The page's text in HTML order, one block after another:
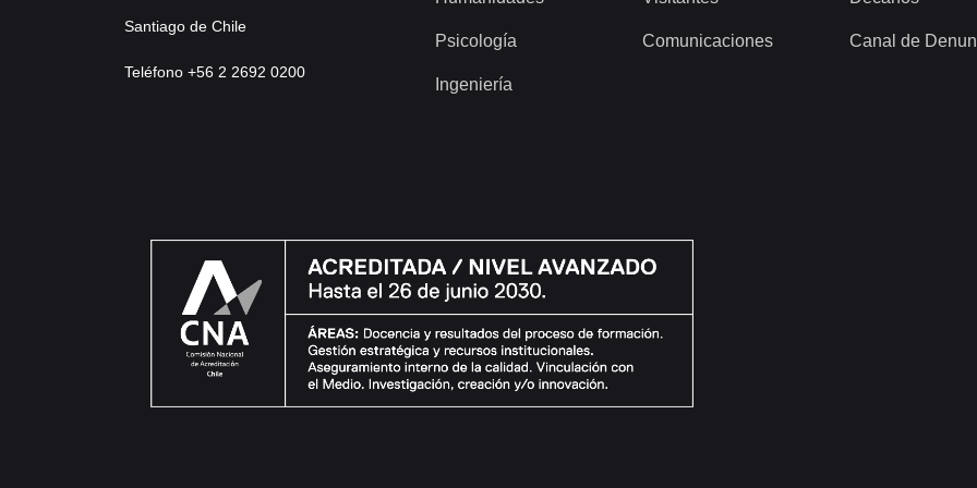
Santiago de Chile
Teléfono +56 2 2692 0200
Psicología
Ingeniería
Comunicaciones Canal de